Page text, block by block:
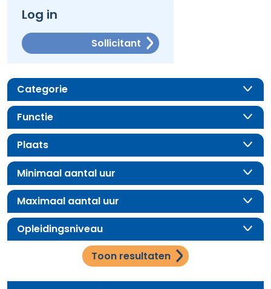
Log in
Sollicitant
Categorie
Functie
Plaats
Minimaal aantal uur
Maximaal aantal uur
Opleidingsniveau
Toon resultaten